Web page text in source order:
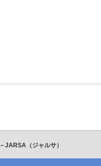
－JARSA（ジャルサ）